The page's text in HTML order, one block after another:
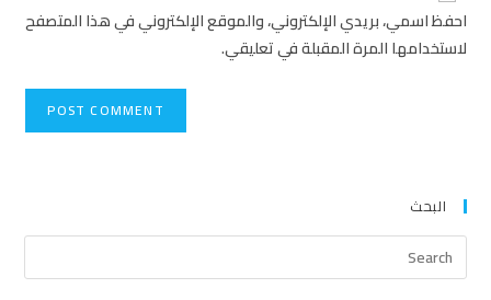
احفظ اسمي، بريدي الإلكتروني، والموقع الإلكتروني في هذا المتصفح
لاستخدامها المرة المقبلة في تعليقي.
البحث